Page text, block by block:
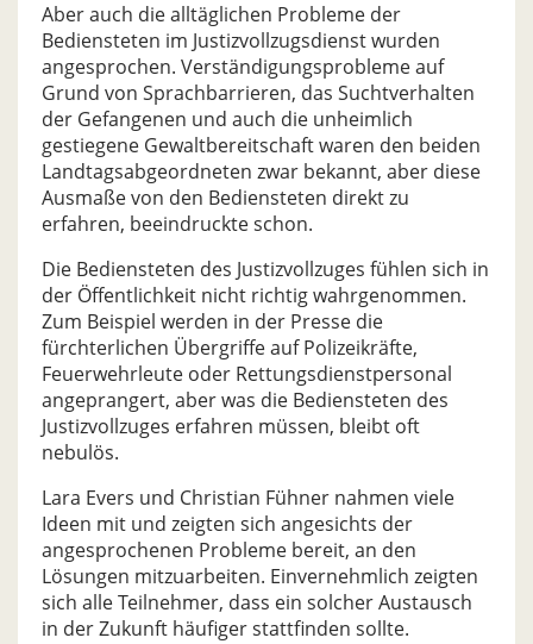
Aber auch die alltäglichen Probleme der
Bediensteten im Justizvollzugsdienst wurden
angesprochen. Verständigungsprobleme auf
Grund von Sprachbarrieren, das Suchtverhalten
der Gefangenen und auch die unheimlich
gestiegene Gewaltbereitschaft waren den beiden
Landtagsabgeordneten zwar bekannt, aber diese
Ausmaße von den Bediensteten direkt zu
erfahren, beeindruckte schon.
Die Bediensteten des Justizvollzuges fühlen sich in
der Öffentlichkeit nicht richtig wahrgenommen.
Zum Beispiel werden in der Presse die
fürchterlichen Übergriffe auf Polizeikräfte,
Feuerwehrleute oder Rettungsdienstpersonal
angeprangert, aber was die Bediensteten des
Justizvollzuges erfahren müssen, bleibt oft
nebulös.
Lara Evers und Christian Fühner nahmen viele
Ideen mit und zeigten sich angesichts der
angesprochenen Probleme bereit, an den
Lösungen mitzuarbeiten. Einvernehmlich zeigten
sich alle Teilnehmer, dass ein solcher Austausch
in der Zukunft häufiger stattfinden sollte.